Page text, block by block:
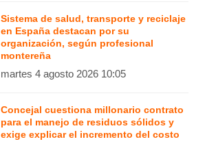
Sistema de salud, transporte y reciclaje
en España destacan por su
organización, según profesional
montereña
martes 4 agosto 2026 10:05
Concejal cuestiona millonario contrato
para el manejo de residuos sólidos y
exige explicar el incremento del costo